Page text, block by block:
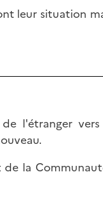
leur situation
l'étranger
la